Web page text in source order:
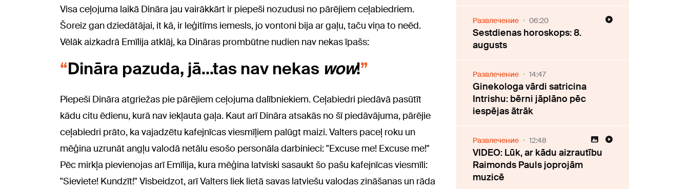
Visa ceļojuma laikā Dināra jau vairākkārt ir piepeši nozudusi no pārējiem ceļabiedriem.
Šoreiz gan dziedātājai, it kā, ir leģitīms iemesls, jo vontoni bija ar gaļu, taču viņa to neēd.
Vēlāk aizkadrā Emīlija atklāj, ka Dināras prombūtne nudien nav nekas īpašs:
Dināra pazuda, jā...tas nav nekas wow!
Piepeši Dināra atgriežas pie pārējiem ceļojuma dalībniekiem. Ceļabiedri piedāvā pasūtīt
kādu citu ēdienu, kurā nav iekļauta gaļa. Kaut arī Dināra atsakās no šī piedāvājuma, pārējie
ceļabiedri prāto, ka vajadzētu kafejnīcas viesmīļiem palūgt maizi. Valters paceļ roku un
mēģina uzrunāt angļu valodā netālu esošo personāla darbinieci: "Excuse me! Excuse me!"
Pēc mirkļa pievienojas arī Emīlija, kura mēģina latviski sasaukt šo pašu kafejnīcas viesmīli:
"Sieviete! Kundzīt!" Visbeidzot, arī Valters liek lietā savas latviešu valodas zināšanas un rāda
Развлечение 06:20
Sestdienas horoskops: 8.
augusts
Развлечение 14:47
Ginekologa vārdi satricina
Intrishu: bērni jāplāno pēc
iespējas ātrāk
Развлечение 12:48
VIDEO: Lūk, ar kādu aizrautību
Raimonds Pauls joprojām
muzicē